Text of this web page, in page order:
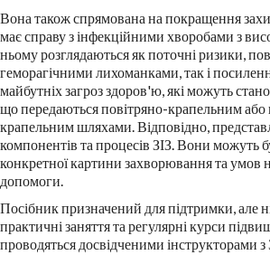
Вона також спрямована на покращення
має справу з інфекційними хворобами з
ньому розглядаються як поточні ризики,
геморагічними лихоманками, так і
майбутніх загроз здоров'ю, які можуть
що передаються повітряно-крапельним або
крапельним шляхами. Відповідно,
компонентів та процесів ЗІЗ. Вони можуть
конкретної картини захворювання та умов
допомоги.
Посібник призначений для підтримки, але
практичні заняття та регулярні курси
проводяться досвідченими інструкторами з